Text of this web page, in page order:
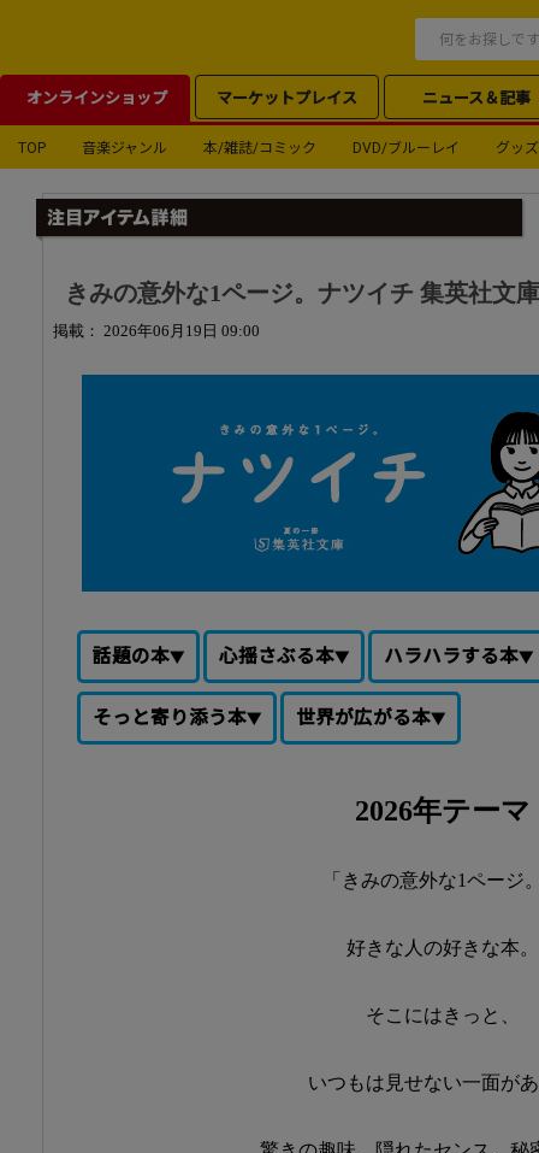
オンラインショップ マーケットプレイス ニュース＆記事
TOP 音楽ジャンル 本/雑誌/コミック DVD/ブルーレイ グッズ
きみの意外な1ページ。ナツイチ 集英社文庫
掲載： 2026年06月19日 09:00
話題の本 心揺さぶる本 ハラハラする本
そっと寄り添う本 世界が広がる本
2026年テーマ
「きみの意外な1ページ
好きな人の好きな本。
そこにはきっと、
いつもは見せない一面が